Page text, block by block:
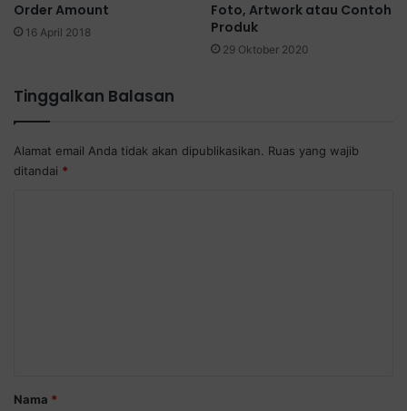
Order Amount
16 April 2018
Foto, Artwork atau Contoh
Produk
29 Oktober 2020
Tinggalkan Balasan
Alamat email Anda tidak akan dipublikasikan. Ruas yang wajib
ditandai *
rNama *